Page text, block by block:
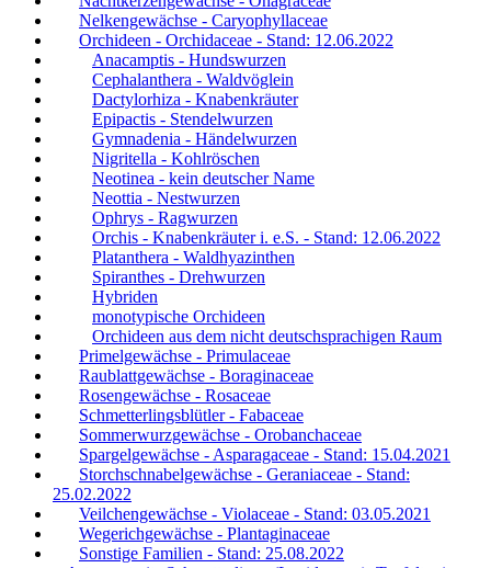
Nelkengewächse - Caryophyllaceae
Orchideen - Orchidaceae - Stand: 12.06.2022
Anacamptis - Hundswurzen
Cephalanthera - Waldvöglein
Dactylorhiza - Knabenkräuter
Epipactis - Stendelwurzen
Gymnadenia - Händelwurzen
Nigritella - Kohlröschen
Neotinea - kein deutscher Name
Neottia - Nestwurzen
Ophrys - Ragwurzen
Orchis - Knabenkräuter i. e.S. - Stand: 12.06.2022
Platanthera - Waldhyazinthen
Spiranthes - Drehwurzen
Hybriden
monotypische Orchideen
Orchideen aus dem nicht deutschsprachigen Raum
Primelgewächse - Primulaceae
Raublattgewächse - Boraginaceae
Rosengewächse - Rosaceae
Schmetterlingsblütler - Fabaceae
Sommerwurzgewächse - Orobanchaceae
Spargelgewächse - Asparagaceae - Stand: 15.04.2021
Storchschnabelgewächse - Geraniaceae - Stand:
25.02.2022
Veilchengewächse - Violaceae - Stand: 03.05.2021
Wegerichgewächse - Plantaginaceae
Sonstige Familien - Stand: 25.08.2022